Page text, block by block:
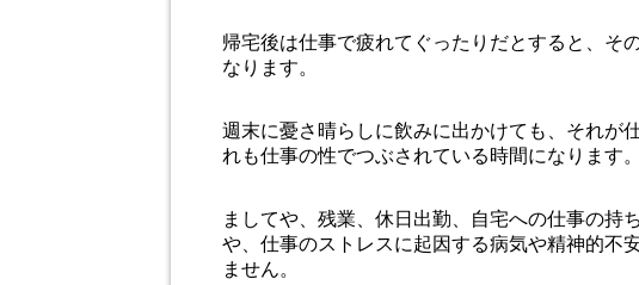
帰宅後は仕事で疲れてぐったりだとすると、そ
なります。
週末に憂さ晴らしに飲みに出かけても、それが
れも仕事の性でつぶされている時間になります。
ましてや、残業、休日出勤、自宅への仕事の持
や、仕事のストレスに起因する病気や精神的不
ません。